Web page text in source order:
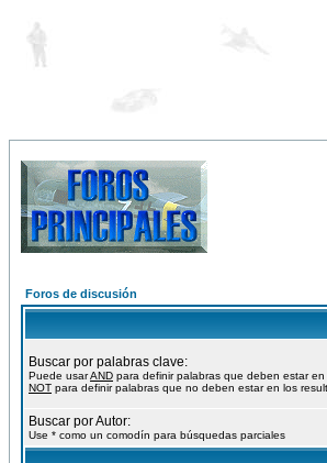
Foros de discusión
Buscar por palabras clave:
Puede usarAND para definir palabras que deben estar en
NOT para definir palabras que no deben estar en los
Buscar por Autor:
Use * como un comodín para búsquedas parciales